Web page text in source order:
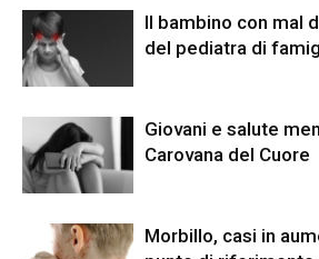
Il bambino con mal
del pediatra di
Giovani e salute
Carovana del Cuore
Morbillo, casi in